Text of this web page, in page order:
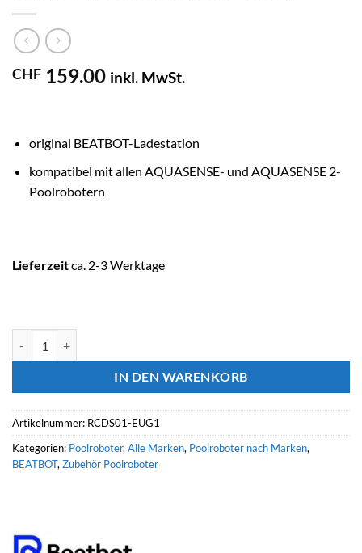
CHF 159.00 inkl. MwSt.
original BEATBOT-Ladestation
kompatibel mit allen AQUASENSE- und AQUASENSE 2-
Poolrobotern
Lieferzeitca. 2-3 Werktage
IN DEN WARENKORB
Artikelnummer: RCDS01-EUG1
Kategorien: Poolroboter, Alle Marken, Poolroboter nach Marken,
BEATBOT, Zubehör Poolroboter